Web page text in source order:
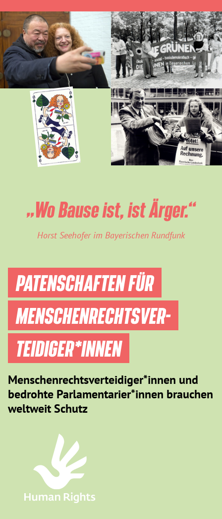
„Wo Bause ist, ist Ärger.“
Horst Seehofer im Bayerischen Rundfunk
PATENSCHAFTEN FÜR
MENSCHEN­RECHTS­VER­
TEIDIGER­*INNEN
Menschenrechtsverteidiger*innen und
bedrohte Parlamentarier*innen brauchen
weltweit Schutz